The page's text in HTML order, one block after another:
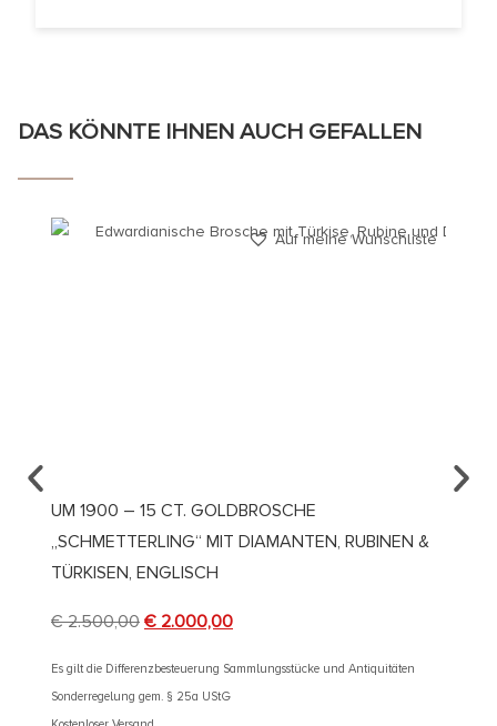
DAS KÖNNTE IHNEN AUCH GEFALLEN
Auf meine Wunschliste
UM 1900 – 15 CT. GOLDBROSCHE
„SCHMETTERLING“ MIT DIAMANTEN, RUBINEN &
TÜRKISEN, ENGLISCH
€2.500,00 € 2.000,00
Es gilt die Differenzbesteuerung Sammlungsstücke und Antiquitäten
Sonderregelung gem. § 25a UStG